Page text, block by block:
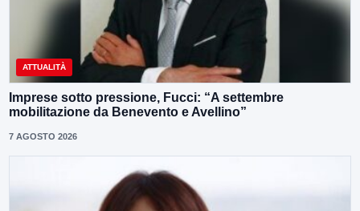
ATTUALITÀ
Imprese sotto pressione, Fucci: “A settembre
mobilitazione da Benevento e Avellino”
7 AGOSTO 2026